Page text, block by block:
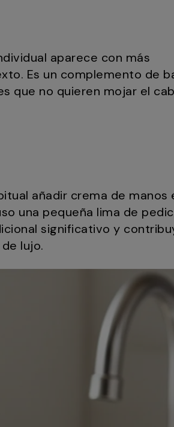
aparece con más
Es un complemento de
que no quieren mojar el
añadir crema de manos
una pequeña lima de
significativo y
lujo.